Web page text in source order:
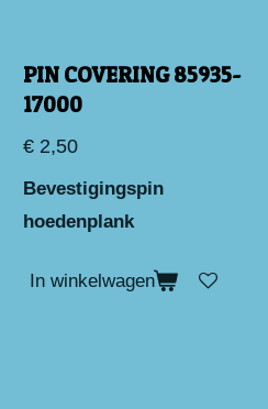
PIN COVERING 85935-
17000
€ 2,50
Bevestigingspin
hoedenplank
In winkelwagen